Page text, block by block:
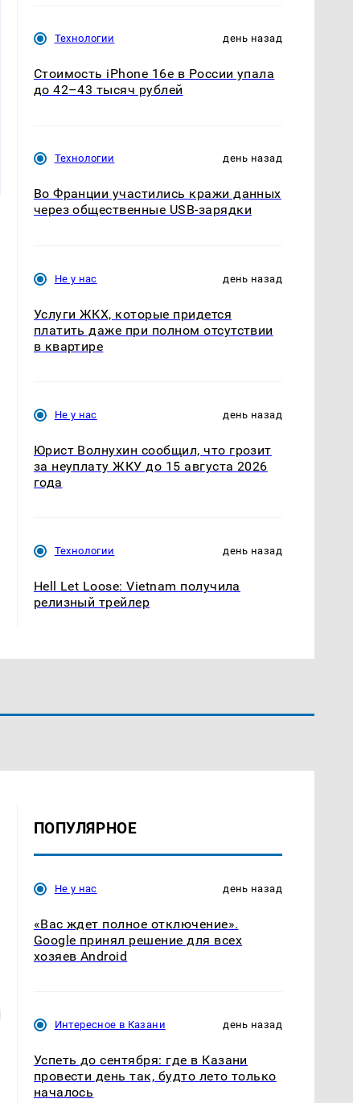
Все новости по
падению вертолета на
было с 1945: чего
Технологии день назад
Стоимость iPhone 16e в России упала
до 42–43 тысяч рублей
Технологии день назад
Во Франции участились кражи данных
через общественные USB-зарядки
Не у нас день назад
Услуги ЖКХ, которые придется
платить даже при полном отсутствии
в квартире
Не у нас день назад
Юрист Волнухин сообщил, что грозит
за неуплату ЖКУ до 15 августа 2026
года
Технологии день назад
Hell Let Loose: Vietnam получила
релизный трейлер
ПОПУЛЯРНОЕ
Не у нас день назад
«Вас ждет полное отключение».
Google принял решение для всех
хозяев Android
Интересное в Казани день назад
Успеть до сентября: где в Казани
провести день так, будто лето только
началось